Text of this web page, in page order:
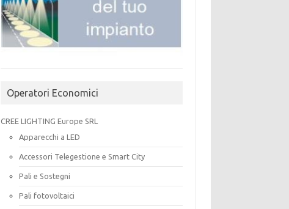
Operatori Economici
CREE LIGHTING Europe SRL
Apparecchi a LED
Accessori Telegestione e Smart City
Pali e Sostegni
Pali fotovoltaici